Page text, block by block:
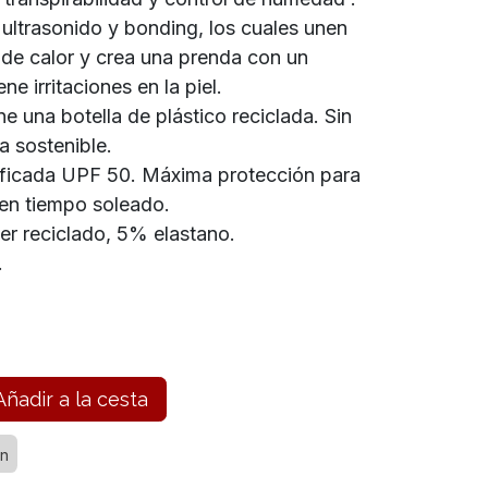
y bonding, los cuales unen
calor y crea una prenda con un
irritaciones en la piel.
una botella de plástico reciclada. Sin
sostenible.
UPF 50. Máxima protección para
tiempo soleado.
reciclado, 5% elastano.
a la cesta